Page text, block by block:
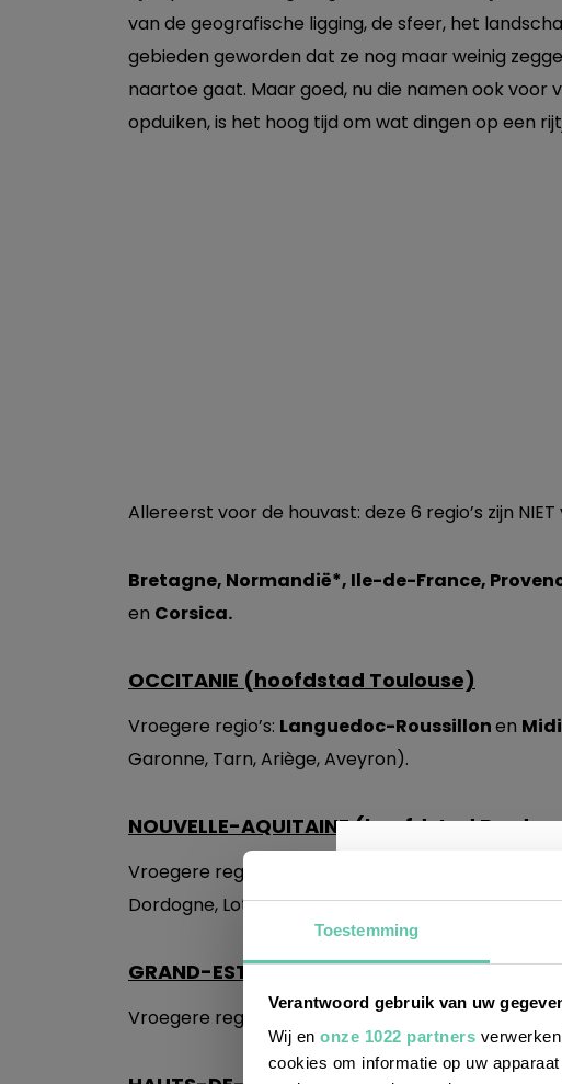
Toestemming
Verantwoord gebruik van uw
Wij en onze 1022 partners
cookies om informatie op uw
van de geografische ligging, de sfeer, het
gebieden geworden dat ze nog maar weinig
naartoe gaat. Maar goed, nu die namen ook voor
opduiken, is het hoog tijd om wat dingen op een
Allereerst voor de houvast: deze 6 regio’s zijn
Bretagne, Normandië*, Ile-de-France,
en Corsica.
OCCITANIE (hoofdstad Toulouse)
Vroegere regio’s: Languedoc-Roussillonen
Garonne, Tarn, Ariège, Aveyron).
NOUVELLE-AQUITAINE (hoofdstad
Vroegere regio’s:
Dordogne, Lot-et-Garonne),
GRAND-EST (hoofdstad Strasbourg)
Vroegere regio’s: Alsace, Champagne-Ardenne
leuke
aan